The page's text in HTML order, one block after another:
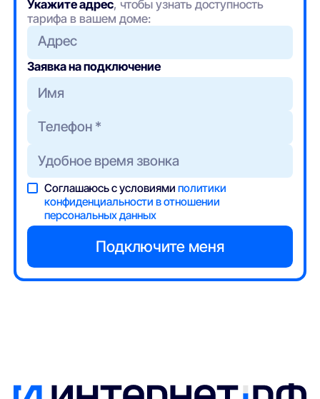
Укажите адрес, чтобы узнать доступность
тарифа в вашем доме:
Адрес
Заявка на подключение
Соглашаюсь с условиямиполитики
конфиденциальности в отношении
персональных данных